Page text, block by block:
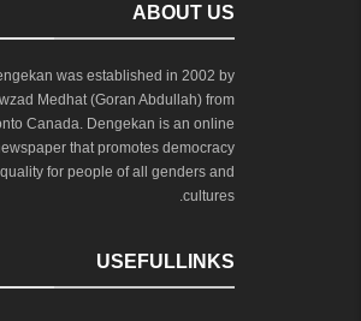
ABOUT US
was established in 2002 by
Medhat (Goran Abdullah) from
Canada. Dengekan is an online
that promotes democracy
for people of all genders and
cultures.
USEFULLINKS